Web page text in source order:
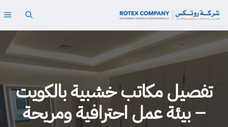
تفصيل مكاتب خشبية بالكويت
– بيئة عمل احترافية ومريحة